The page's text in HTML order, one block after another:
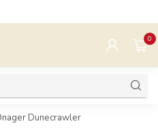
0
Dunecrawler